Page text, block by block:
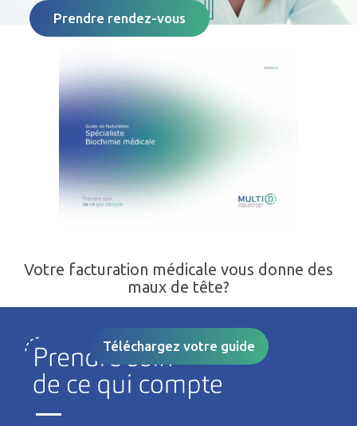
Prendre rendez-vous
Votre facturation médicale vous donne des
maux de tête?
Téléchargez votre guide